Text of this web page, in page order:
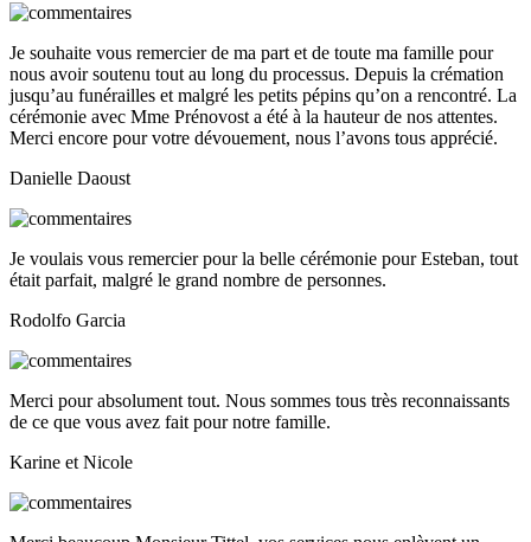
Je souhaite vous remercier de ma part et de toute ma famille pour
nous avoir soutenu tout au long du processus. Depuis la crémation
jusqu’au funérailles et malgré les petits pépins qu’on a rencontré. La
cérémonie avec Mme Prénovost a été à la hauteur de nos attentes.
Merci encore pour votre dévouement, nous l’avons tous apprécié.
Danielle Daoust
Je voulais vous remercier pour la belle cérémonie pour Esteban, tout
était parfait, malgré le grand nombre de personnes.
Rodolfo Garcia
Merci pour absolument tout. Nous sommes tous très reconnaissants
de ce que vous avez fait pour notre famille.
Karine et Nicole